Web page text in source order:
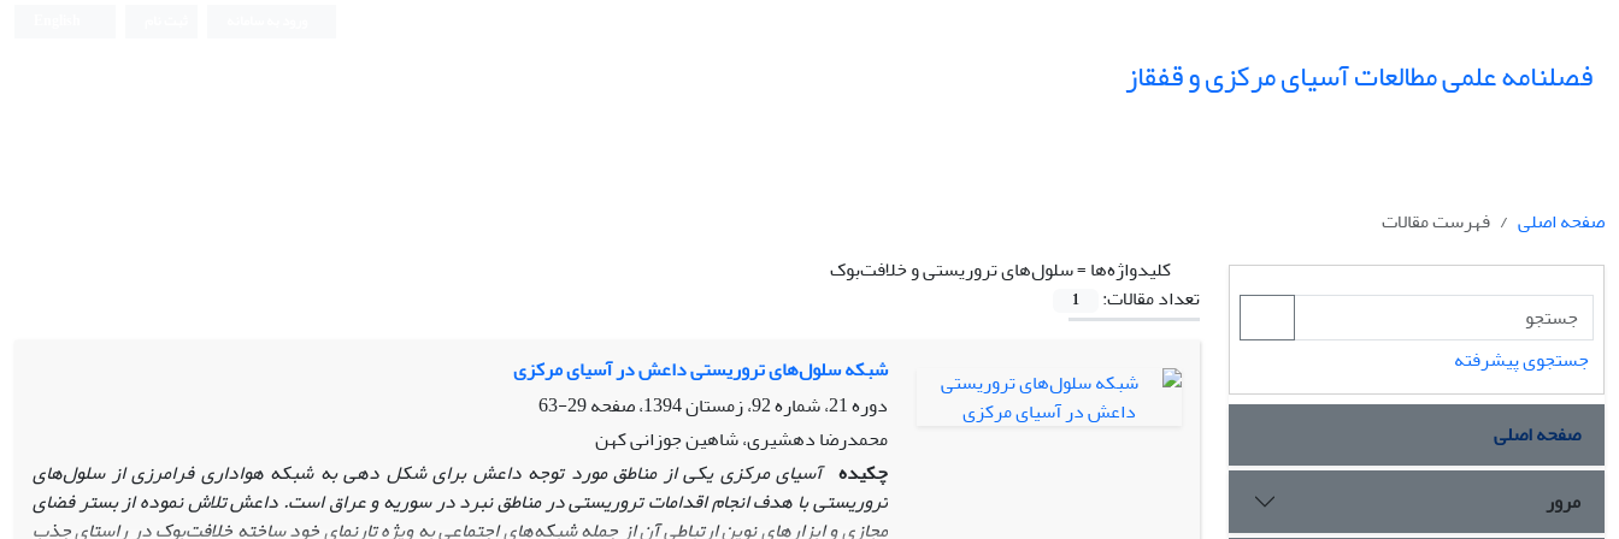
فصلنامه علمی مطالعات آسیای مرکزی و قفقاز
صفحه اصلی
فهرست مقالات
کلیدواژه‌ها =سلول‌های تروریستی و خلافت‌بوک
تعداد مقالات:
1
شبکه سلول‌های تروریستی داعش در آسیای مرکزی
دوره 21، شماره 92، زمستان 1394، صفحه
29-63
محمدرضا دهشیری، شاهین جوزانی کهن
چکیده آسیای مرکزی یکی از مناطق مورد توجه داعش برای شکل دهی به شبکه هواداری فرامرزی از سلول‌ها‌ی
تروریستی با هدف انجام اقدامات تروریستی در مناطق نبرد در سوریه‌ و عراق است. داعش تلاش نموده از بستر فضای
مجازی و ابزارهای نوین ارتباطی آن از جمله شبکه‌های اجتماعی به ویژه تارنمای خود ساخته خلافت‌بوک در راستای جذب
جستجوی پیشرفته
صفحه اصلی
مرور